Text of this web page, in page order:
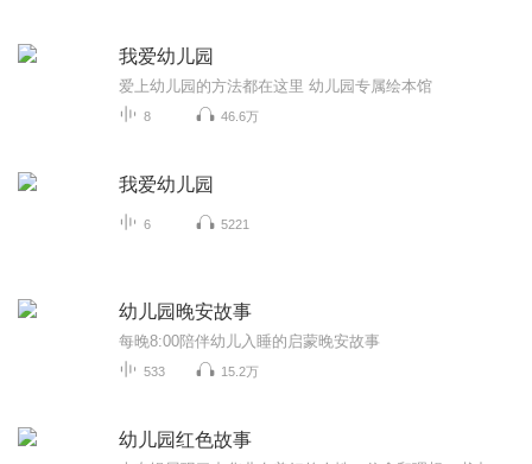
我爱幼儿园
爱上幼儿园的方法都在这里 幼儿园专属绘本馆
8 46.6万
我爱幼儿园
6 5221
幼儿园晚安故事
每晚8:00陪伴幼儿入睡的启蒙晚安故事
533 15.2万
幼儿园红色故事